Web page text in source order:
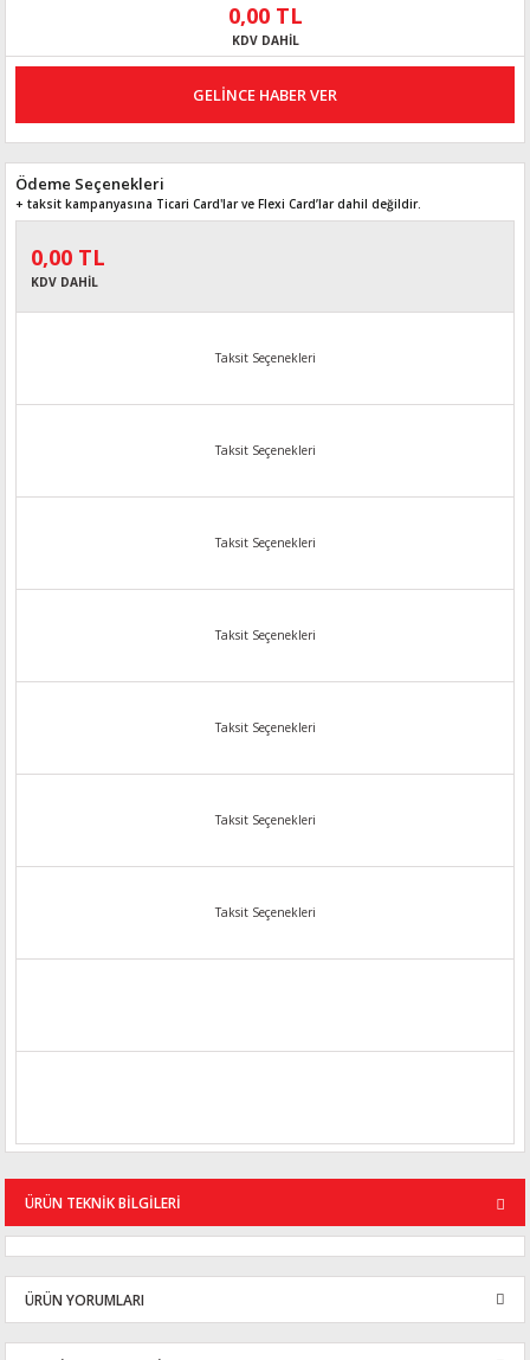
0,00 TL
KDV DAHİL
GELİNCE HABER VER
Ödeme Seçenekleri
+ taksit kampanyasına Ticari Card'lar ve Flexi Card’lar dahil değildir.
0,00 TL
KDV DAHİL
Taksit Seçenekleri
Taksit Seçenekleri
Taksit Seçenekleri
Taksit Seçenekleri
Taksit Seçenekleri
Taksit Seçenekleri
Taksit Seçenekleri
ÜRÜN TEKNİK BİLGİLERİ
ÜRÜN YORUMLARI